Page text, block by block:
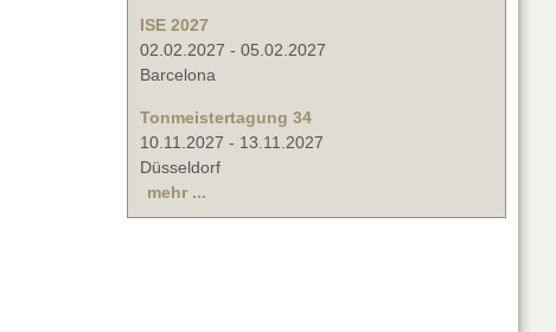
ISE 2027
02.02.2027 - 05.02.2027
Barcelona
Tonmeistertagung 34
10.11.2027 - 13.11.2027
Düsseldorf
mehr ...